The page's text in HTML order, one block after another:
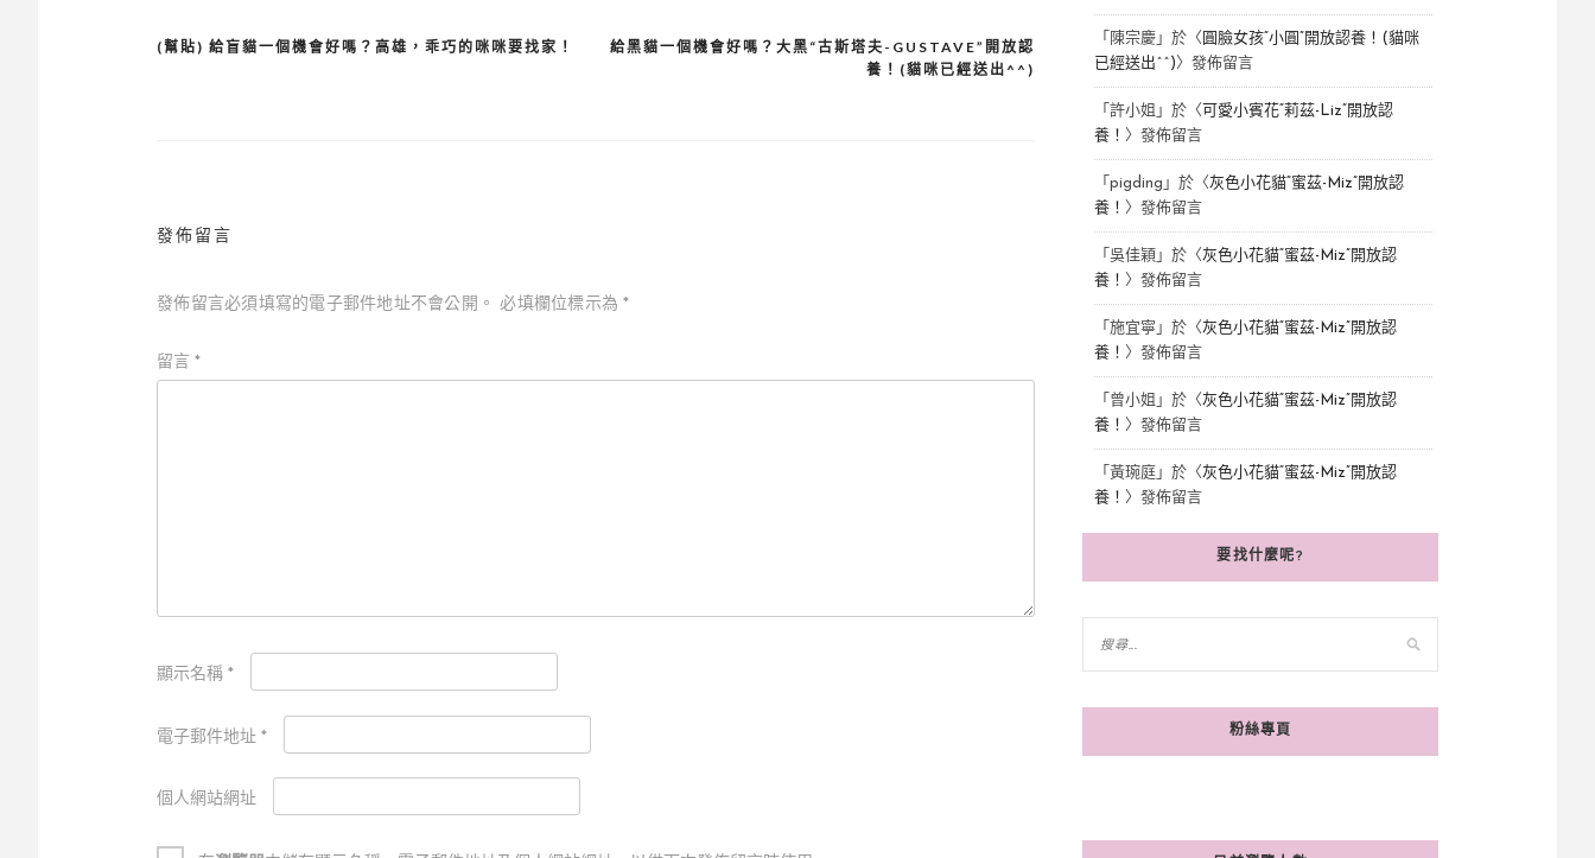
文
給黑貓一個機會好嗎？大黑“古斯塔夫-GUSTAVE”開放認
養！(貓咪已經送出^^)
(幫貼) 給盲貓一個機會好嗎？高雄，乖巧的咪咪要找家！
發佈留言
發佈留言必須填寫的電子郵件地址不會公開。 必填欄位標示為*
留言 *
顯示名稱 *
電子郵件地址 *
個人網站網址
「 陳宗慶 」於〈 圓臉女孩“小圓”開放認養！(貓咪
已經送出^^) 〉發佈留言
「 許小姐 」於〈 可愛小賓花“莉茲-Liz”開放認
養！ 〉發佈留言
「 pigding 」於〈 灰色小花貓“蜜茲-Miz”開放認
養！ 〉發佈留言
「 吳佳穎 」於〈 灰色小花貓“蜜茲-Miz”開放認
養！ 〉發佈留言
「 施宜寧 」於〈 灰色小花貓“蜜茲-Miz”開放認
養！ 〉發佈留言
「 曾小姐 」於〈 灰色小花貓“蜜茲-Miz”開放認
養！ 〉發佈留言
「 黃琬庭 」於〈 灰色小花貓“蜜茲-Miz”開放認
養！ 〉發佈留言
要找什麼呢?
粉絲專頁